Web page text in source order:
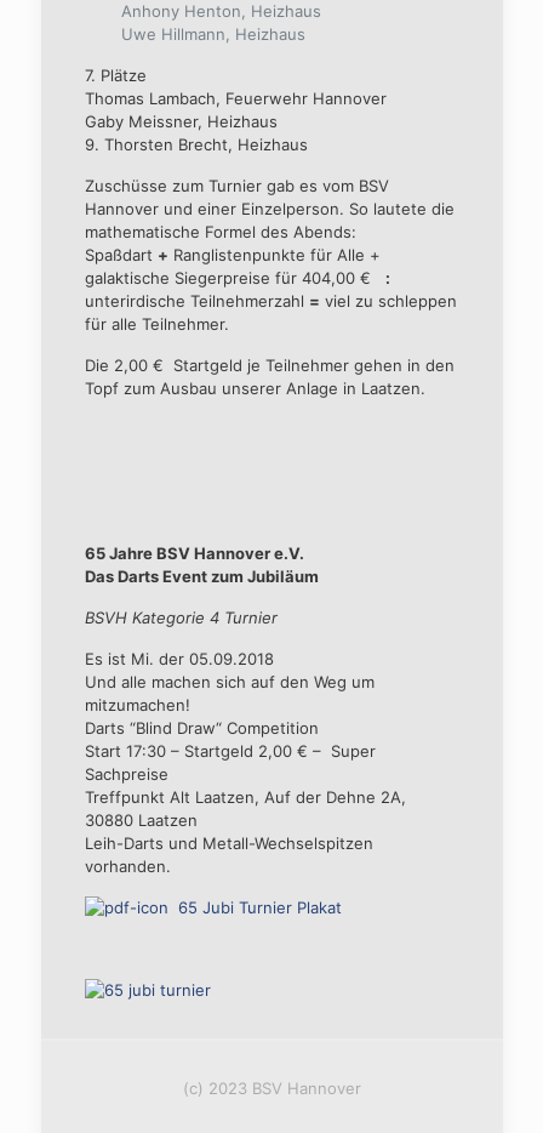
Anhony Henton, Heizhaus
Uwe Hillmann, Heizhaus
7. Plätze
Thomas Lambach, Feuerwehr Hannover
Gaby Meissner, Heizhaus
9. Thorsten Brecht, Heizhaus
Zuschüsse zum Turnier gab es vom BSV
Hannover und einer Einzelperson. So lautete die
mathematische Formel des Abends:
Spaßdart + Ranglistenpunkte für Alle +
galaktische Siegerpreise für 404,00 € :
unterirdische Teilnehmerzahl = viel zu schleppen
für alle Teilnehmer.
Die 2,00 € Startgeld je Teilnehmer gehen in den
Topf zum Ausbau unserer Anlage in Laatzen.
65 JahreBSV Hannover e.V.
Das Darts Event zum Jubiläum
BSVH Kategorie 4 Turnier
Es ist Mi. der 05.09.2018
Und alle machen sich auf den Weg um
mitzumachen!
Darts “Blind Draw“ Competition
Start 17:30 – Startgeld 2,00 € – Super
Sachpreise
Treffpunkt Alt Laatzen, Auf der Dehne 2A,
30880 Laatzen
Leih-Darts und Metall-Wechselspitzen
vorhanden.
65 Jubi Turnier Plakat
(c) 2023 BSV Hannover